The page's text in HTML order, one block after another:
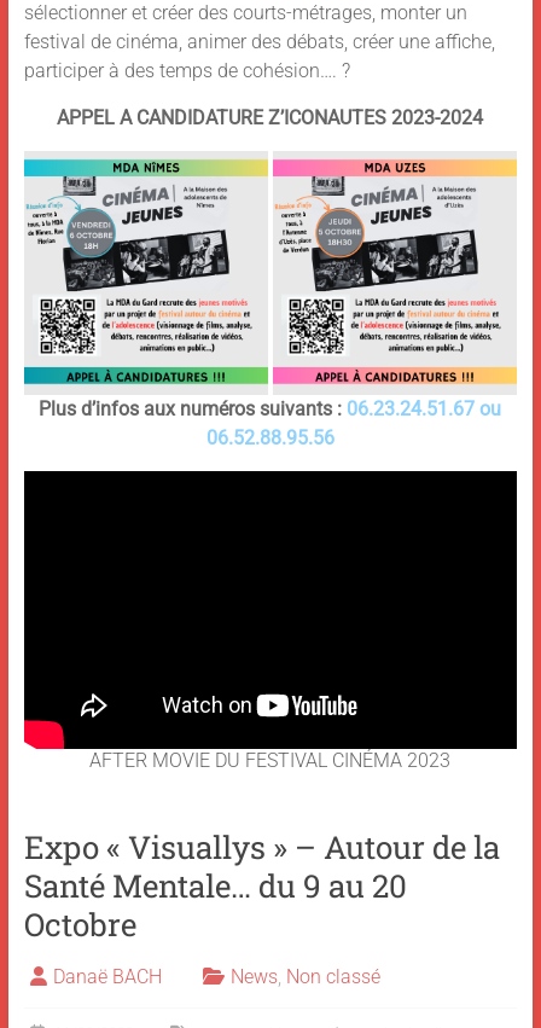
sélectionner et créer des courts-métrages, monter un
festival de cinéma, animer des débats, créer une affiche,
participer à des temps de cohésion…. ?
APPEL A CANDIDATURE Z’ICONAUTES 2023-2024
Plus d’infos aux numéros suivants : 06.23.24.51.67 ou
06.52.88.95.56
AFTER MOVIE DU FESTIVAL CINÉMA 2023
Expo « Visuallys » – Autour de la
Santé Mentale… du 9 au 20
Octobre
Danaë BACH News, Non classé